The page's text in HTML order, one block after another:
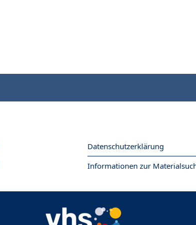
Datenschutzerklärung
Informationen zur